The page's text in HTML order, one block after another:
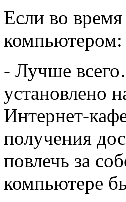
Если во
компьютером:
- Лучше
установлено
Интернет-
получения
повлечь за
компьютере